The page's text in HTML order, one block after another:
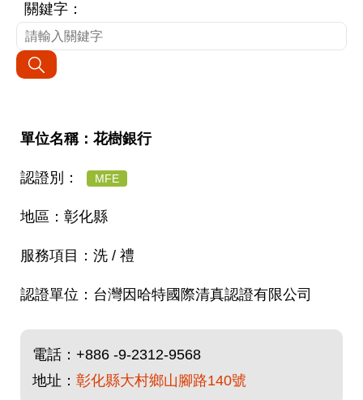
關鍵字：
花樹銀行
MFE
彰化縣
洗 / 禮
台灣因哈特國際清真認證有限公司
電話： +886 -9-2312-9568
地址： 彰化縣大村鄉山腳路140號